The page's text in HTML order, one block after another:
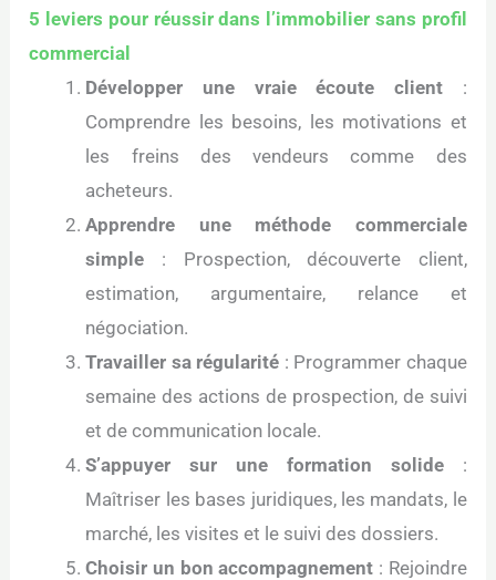
5 leviers pour réussir dans l’immobilier sans profil
commercial
Développer une vraie écoute client :
Comprendre les besoins, les motivations et
les freins des vendeurs comme des
acheteurs.
Apprendre une méthode commerciale
simple : Prospection, découverte client,
estimation, argumentaire, relance et
négociation.
Travailler sa régularité : Programmer chaque
semaine des actions de prospection, de suivi
et de communication locale.
S’appuyer sur une formation solide:
Maîtriser les bases juridiques, les mandats, le
marché, les visites et le suivi des dossiers.
Choisir un bon accompagnement : Rejoindre